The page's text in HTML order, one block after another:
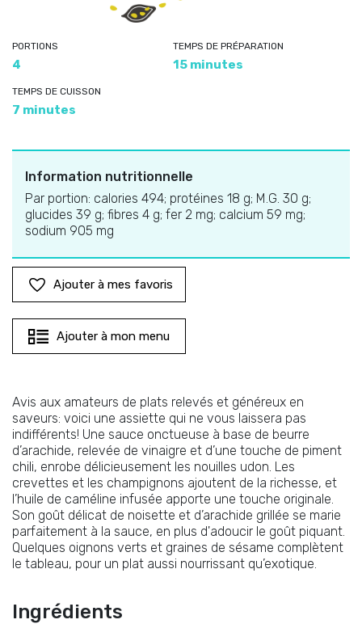
PORTIONS
4
TEMPS DE PRÉPARATION
15 minutes
TEMPS DE CUISSON
7 minutes
Information nutritionnelle
Par portion: calories 494; protéines 18 g; M.G. 30 g;
glucides 39 g; fibres 4 g; fer 2 mg; calcium 59 mg;
sodium 905 mg
Ajouter à mes favoris
Ajouter à mon menu
Avis aux amateurs de plats relevés et généreux en
saveurs: voici une assiette qui ne vous laissera pas
indifférents! Une sauce onctueuse à base de beurre
d’arachide, relevée de vinaigre et d’une touche de piment
chili, enrobe délicieusement les nouilles udon. Les
crevettes et les champignons ajoutent de la richesse, et
l’huile de caméline infusée apporte une touche originale.
Son goût délicat de noisette et d’arachide grillée se marie
parfaitement à la sauce, en plus d'adoucir le goût piquant.
Quelques oignons verts et graines de sésame complètent
le tableau, pour un plat aussi nourrissant qu’exotique.
Ingrédients